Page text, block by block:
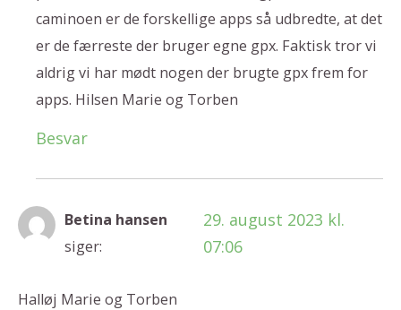
caminoen er de forskellige apps så udbredte, at det
er de færreste der bruger egne gpx. Faktisk tror vi
aldrig vi har mødt nogen der brugte gpx frem for
apps. Hilsen Marie og Torben
Besvar
Betina hansen
siger:
29. august 2023 kl.
07:06
Halløj Marie og Torben